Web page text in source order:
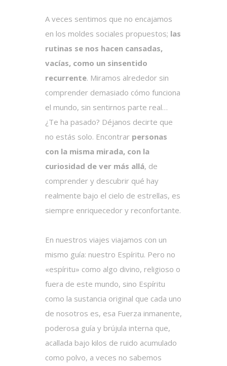
A veces sentimos que no encajamos
en los moldes sociales propuestos; las
rutinas se nos hacen cansadas,
vacías, como un sinsentido
recurrente. Miramos alrededor sin
comprender demasiado cómo funciona
el mundo, sin sentirnos parte real…
¿Te ha pasado? Déjanos decirte que
no estás solo. Encontrar personas
con la misma mirada, con la
curiosidad de ver más allá, de
comprender y descubrir qué hay
realmente bajo el cielo de estrellas, es
siempre enriquecedor y reconfortante.
En nuestros viajes viajamos con un
mismo guía: nuestro Espíritu. Pero no
«espíritu» como algo divino, religioso o
fuera de este mundo, sino Espíritu
como la sustancia original que cada uno
de nosotros es, esa Fuerza inmanente,
poderosa guía y brújula interna que,
acallada bajo kilos de ruido acumulado
como polvo, a veces no sabemos